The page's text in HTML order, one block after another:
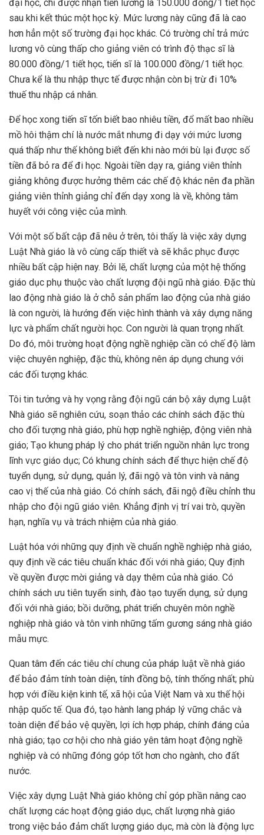
đại học, chỉ được nhận tiền lương là 150.000 đồng/1 tiết học
sau khi kết thúc một học kỳ. Mức lương này cũng đã là cao
hơn hẳn một số trường đại học khác. Có trường chỉ trả mức
lương vô cùng thấp cho giảng viên có trình độ thạc sĩ là
80.000 đồng/1 tiết học, tiến sĩ là 100.000 đồng/1 tiết học.
Chưa kể là thu nhập thực tế được nhận còn bị trừ đi 10%
thuế thu nhập cá nhân.
Để học xong tiến sĩ tốn biết bao nhiêu tiền, đổ mất bao nhiều
mồ hôi thậm chí là nước mắt nhưng đi dạy với mức lương
quá thấp như thế không biết đến khi nào mới bù lại được số
tiền đã bỏ ra để đi học. Ngoài tiền dạy ra, giảng viên thỉnh
giảng không được hưởng thêm các chế độ khác nên đa phần
giảng viên thỉnh giảng chỉ đến dạy xong là về, không tâm
huyết với công việc của mình.
Với một số bất cập đã nêu ở trên, tôi thấy là việc xây dựng
Luật Nhà giáo là vô cùng cấp thiết và sẽ khắc phục được
nhiều bất cập hiện nay. Bởi lẽ, chất lượng của một hệ thống
giáo dục phụ thuộc vào chất lượng đội ngũ nhà giáo. Đặc thù
lao động nhà giáo là ở chỗ sản phẩm lao động của nhà giáo
là con người, là hướng đến việc hình thành và xây dựng năng
lực và phẩm chất người học. Con người là quan trọng nhất.
Do đó, môi trường hoạt động nghề nghiệp cần có chế độ làm
việc chuyên nghiệp, đặc thù, không nên áp dụng chung với
các đối tượng khác.
Tôi tin tưởng và hy vọng rằng đội ngũ cán bộ xây dựng Luật
Nhà giáo sẽ nghiên cứu, soạn thảo các chính sách đặc thù
cho đối tượng nhà giáo, phù hợp nghề nghiệp, động viên nhà
giáo; Tạo khung pháp lý cho phát triển nguồn nhân lực trong
lĩnh vực giáo dục; Có khung chính sách để thực hiện chế độ
tuyển dụng, sử dụng, quản lý, đãi ngộ và tôn vinh và nâng
cao vị thế của nhà giáo. Có chính sách, đãi ngộ điều chỉnh thu
nhập cho đội ngũ giáo viên. Khẳng định vị trí vai trò, quyền
hạn, nghĩa vụ và trách nhiệm của nhà giáo.
Luật hóa với những quy định về chuẩn nghề nghiệp nhà giáo,
quy định về các tiêu chuẩn khác đối với nhà giáo; Quy định
về quyền được mời giảng và dạy thêm của nhà giáo. Có
chính sách ưu tiên tuyển sinh, đào tạo tuyển dụng, sử dụng
đối với nhà giáo; bồi dưỡng, phát triển chuyên môn nghề
nghiệp nhà giáo và tôn vinh những tấm gương sáng nhà giáo
mẫu mực.
Quan tâm đến các tiêu chí chung của pháp luật về nhà giáo
để bảo đảm tính toàn diện, tính đồng bộ, tính thống nhất; phù
hợp với điều kiện kinh tế, xã hội của Việt Nam và xu thế hội
nhập quốc tế. Qua đó, tạo hành lang pháp lý vững chắc và
toàn diện để bảo vệ quyền, lợi ích hợp pháp, chính đáng của
nhà giáo; tạo cơ hội cho nhà giáo yên tâm hoạt động nghề
nghiệp và có những đóng góp tốt hơn cho ngành, cho đất
nước.
Việc xây dựng Luật Nhà giáo không chỉ góp phần nâng cao
chất lượng các hoạt động giáo dục, chất lượng nhà giáo
trong việc bảo đảm chất lượng giáo dục, mà còn là động lực